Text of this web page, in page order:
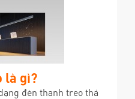
là gì?
đèn thanh treo thả